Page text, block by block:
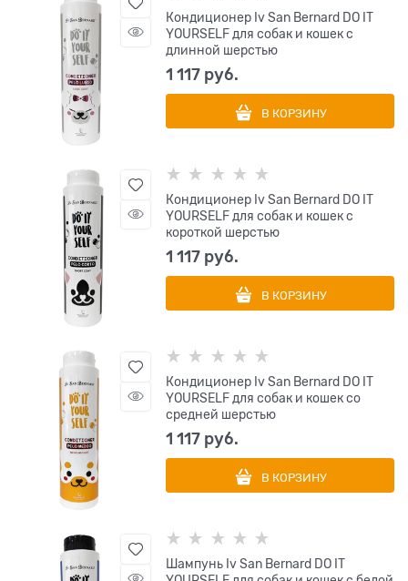
Кондиционер Iv San Bernard DO IT
YOURSELF для собак и кошек с
длинной шерстью
1 117 руб.
В КОРЗИНУ
Кондиционер Iv San Bernard DO IT
YOURSELF для собак и кошек с
короткой шерстью
1 117 руб.
В КОРЗИНУ
Кондиционер Iv San Bernard DO IT
YOURSELF для собак и кошек со
средней шерстью
1 117 руб.
В КОРЗИНУ
Шампунь Iv San Bernard DO IT